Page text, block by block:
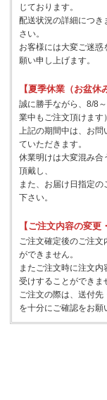
じております。
配送状況の詳細につき
さい。
お客様には大変ご迷
願い申し上げます。
【夏季休業（お盆休
誠に勝手ながら、8/8
業中もご注文頂けます）
上記の期間中は、お問
ていただきます。
休業明けは大変混み合
頂戴し、
また、お届け日指定
下さい。
【ご注文内容の変更
ご注文確定後のご注文
ができません。
またご注文時に注文
受けすることができま
ご注文の際は、送付先
を十分にご確認をお願